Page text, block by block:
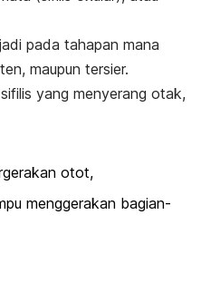
pada tahapan mana
maupun tersier.
yang menyerang otak,
otot,
menggerakan bagian-